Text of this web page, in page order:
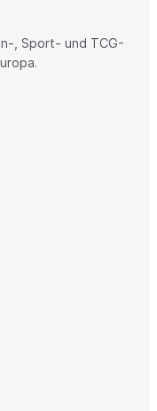
, Sport- und TCG-